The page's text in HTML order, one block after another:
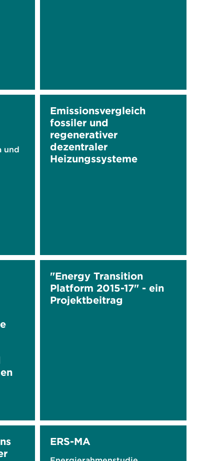
und
Emissionsvergleich
fossiler und
regenerativer
dezentraler
Heizungssysteme
"Energy Transition
Platform 2015-17" - ein
Projektbeitrag
ERS-MA